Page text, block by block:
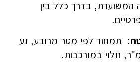
המשוערת, בדרך כלל בין
: תמחור לפי מטר מרובע, נע